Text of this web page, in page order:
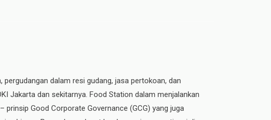
dalam resi gudang, jasa pertokoan, dan
Jakarta dan sekitarnya. Food Station dalam menjalankan
Good Corporate Governance (GCG) yang juga